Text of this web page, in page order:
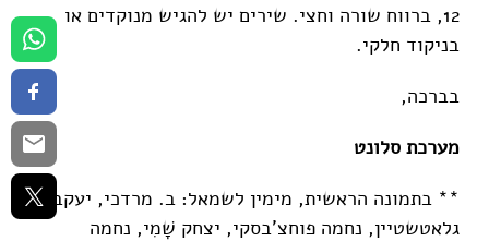
12, ברווח שורה וחצי. שירים יש להגיש מנוקדים או
בניקוד חלקי.
בברכה,
מערכת סלונט
** בתמונה הראשית, מימין לשמאל: ב. מרדכי, יעקב
גלאטשטיין, נחמה פוחצ'בסקי, יצחק שָׁמִי, נחמה